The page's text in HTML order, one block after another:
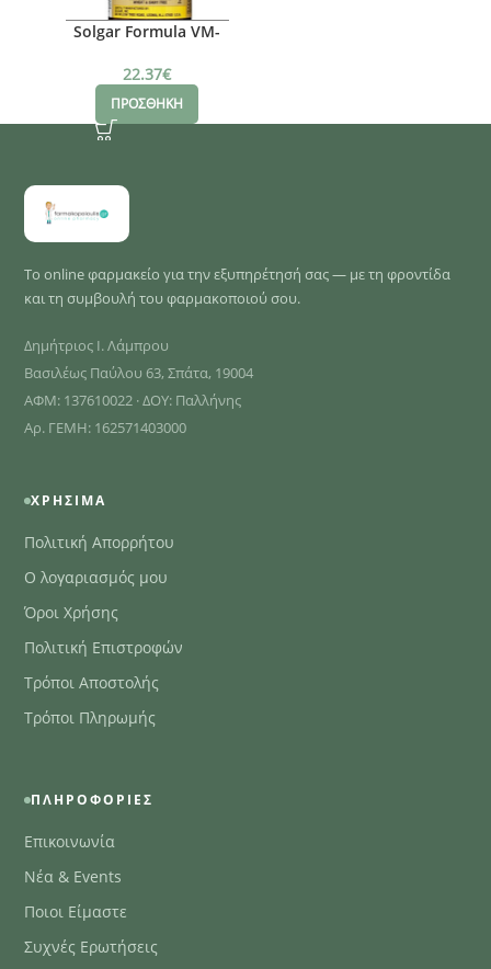
Solgar Formula VM-
22.37€
ΠΡΟΣΘΗΚΗ
Το online φαρμακείο για την εξυπηρέτησή σας — με τη φροντίδα
και τη συμβουλή του φαρμακοποιού σου.
Δημήτριος Ι. Λάμπρου
Βασιλέως Παύλου 63, Σπάτα, 19004
ΑΦΜ: 137610022 · ΔΟΥ: Παλλήνης
Αρ. ΓΕΜΗ: 162571403000
ΧΡΉΣΙΜΑ
Πολιτική Απορρήτου
Ο λογαριασμός μου
Όροι Χρήσης
Πολιτική Επιστροφών
Τρόποι Αποστολής
Τρόποι Πληρωμής
ΠΛΗΡΟΦΟΡΊΕΣ
Επικοινωνία
Νέα & Events
Ποιοι Είμαστε
Συχνές Ερωτήσεις